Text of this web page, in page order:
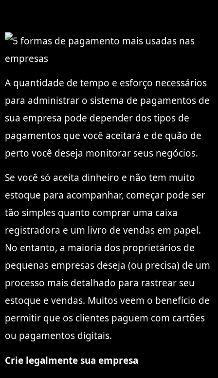
A quantidade de tempo e esforço necessários
para administrar o sistema de pagamentos de
sua empresa pode depender dos tipos de
pagamentos que você aceitará e de quão de
perto você deseja monitorar seus negócios.
Se você só aceita dinheiro e não tem muito
estoque para acompanhar, começar pode ser
tão simples quanto comprar uma caixa
registradora e um livro de vendas em papel.
No entanto, a maioria dos proprietários de
pequenas empresas deseja (ou precisa) de um
processo mais detalhado para rastrear seu
estoque e vendas. Muitos veem o benefício de
permitir que os clientes paguem com cartões
ou pagamentos digitais.
Crie legalmente sua empresa